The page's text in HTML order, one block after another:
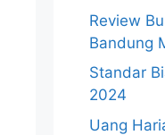
Review
Bandung
Standar
2024
Uang